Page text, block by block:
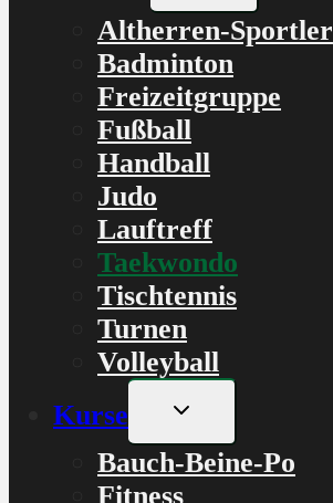
Altherren-Sportler
Badminton
Freizeitgruppe
Fußball
Handball
Judo
Lauftreff
Taekwondo
Tischtennis
Turnen
Volleyball
Kurse
Untermenü
Bauch-Beine-Po
Fitness